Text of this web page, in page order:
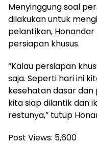
Menyinggung soal
dilakukan untuk
pelantikan,
persiapan khusus.
“Kalau persiapan
saja. Seperti hari ini
kesehatan dasar dan
kita siap dilantik dan
restunya,” tutup
Post Views: 5,600